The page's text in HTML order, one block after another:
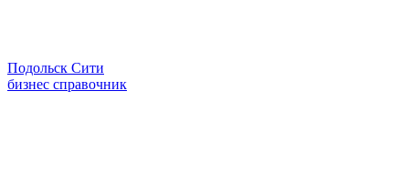
Подольск Сити
бизнес справочник